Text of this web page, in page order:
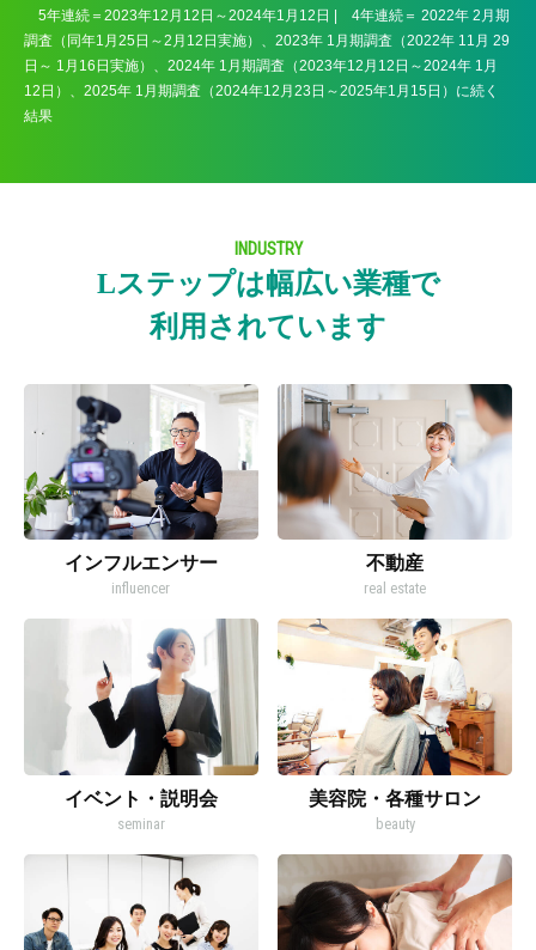
5年連続＝2023年12月12日～2024年1月12日 | 4年連続＝ 2022年 2月期
調査（同年1月25日～2月12日実施）、2023年 1月期調査（2022年 11月 29
日～ 1月16日実施）、2024年 1月期調査（2023年12月12日～2024年 1月
12日）、2025年 1月期調査（2024年12月23日～2025年1月15日）に続く
結果
INDUSTRY
Lステップは幅広い業種で
利用されています
インフルエンサー
influencer
不動産
real estate
イベント・説明会
seminar
美容院・各種サロン
beauty